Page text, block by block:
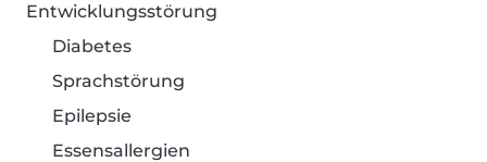
Entwicklungsstörung
Diabetes
Sprachstörung
Epilepsie
Essensallergien